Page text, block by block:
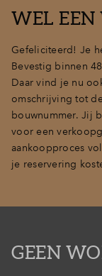
WEL EEN
Gefeliciteerd! Je
Bevestig binnen
Daar vind je nu
omschrijving tot
bouwnummer. Jij
voor een
aankoopproces
je reservering
GEEN